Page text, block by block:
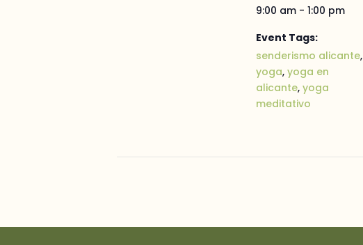
9:00 am - 1:00 pm
Event Tags:
senderismo alicante,
yoga, yoga en
alicante, yoga
meditativo